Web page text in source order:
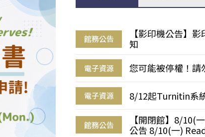
館務公告
【影印機公告】
知
電子資源 您可能被停權！請
電子資源 8/12起Turnitin系
館務公告
【開閉館】8/10(
公告 8/10(一)